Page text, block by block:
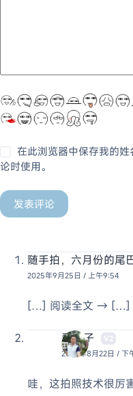
在此浏览器中保存我的
论时使用。
发表评论
随手拍，六月份的尾
2025年9月25日 / 上午9:54
[…] 阅读全文 → […]
爱娃子
V2
2025年8月22日 / 下
哇，这拍照技术很厉